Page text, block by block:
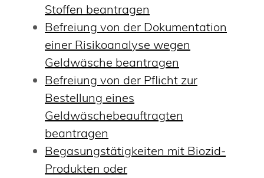
Stoffen beantragen
Befreiung von der Dokumentation
einer Risikoanalyse wegen
Geldwäsche beantragen
Befreiung von der Pflicht zur
Bestellung eines
Geldwäschebeauftragten
beantragen
Begasungstätigkeiten mit Biozid-
Produkten oder